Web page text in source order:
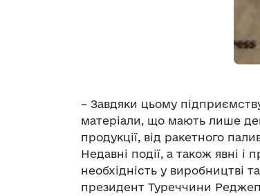
– Завдяки цьому
матеріали, що мають лише
продукції, від ракетного
Недавні події, а також явні
необхідність у виробництві
президент Туреччини Реджеп